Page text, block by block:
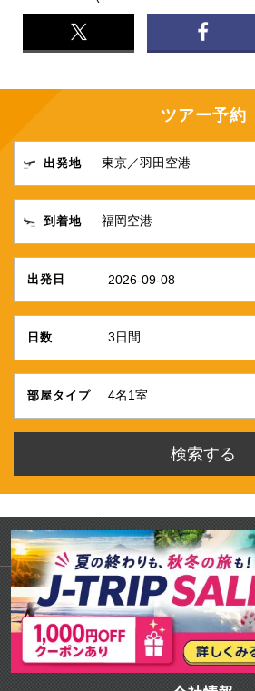
ツアー予約
出発地
到着地
出発日 2026-09-08
日数
部屋タイプ
PAGE TOP ↑